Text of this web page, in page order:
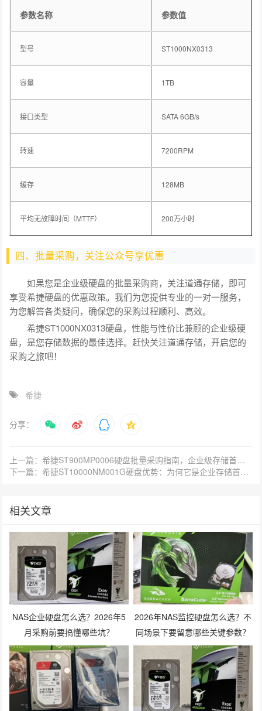
参数名称 参数值
型号 ST1000NX0313
容量 1TB
接口类型 SATA 6GB/s
转速 7200RPM
缓存 128MB
平均无故障时间（MTTF） 200万小时
四、批量采购，关注公众号享优惠
如果您是企业级硬盘的批量采购商，关注道通存储，即可
享受希捷硬盘的优惠政策。我们为您提供专业的一对一服务，
为您解答各类疑问，确保您的采购过程顺利、高效。
希捷ST1000NX0313硬盘，性能与性价比兼顾的企业级硬
盘，是您存储数据的最佳选择。赶快关注道通存储，开启您的
采购之旅吧！
希捷
分享：
上一篇：希捷ST900MP0006硬盘批量采购指南，企业级存储首选！
下一篇：希捷ST10000NM001G硬盘优势：为何它是企业存储首选？
相关文章
NAS企业硬盘怎么选？2026年5
月采购前要搞懂哪些坑？
2026年NAS监控硬盘怎么选？不
同场景下要留意哪些关键参数？